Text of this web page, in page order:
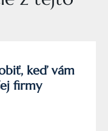
keď vám
firmy